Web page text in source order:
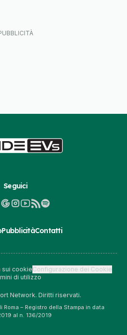
Seguici
PubblicitàContatti
sui cookieConfigurazione dei Cookie
di utilizzo
Network. Diritti riservati.
Roma – Registro della Stampa in data
al n. 136/2019